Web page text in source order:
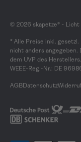
© 2026 skapetze® -
* Alle Preise inkl.
nicht anders
dem UVP des
WEEE-Reg.-Nr.: DE
AGB Datenschutz